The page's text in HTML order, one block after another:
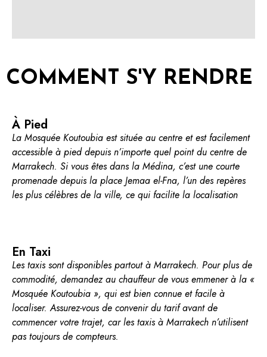
COMMENT S'Y RENDRE
À Pied
La Mosquée Koutoubia est située au centre et est facilement
accessible à pied depuis n’importe quel point du centre de
Marrakech. Si vous êtes dans la Médina, c’est une courte
promenade depuis la place Jemaa el-Fna, l’un des repères
les plus célèbres de la ville, ce qui facilite la localisation
En Taxi
Les taxis sont disponibles partout à Marrakech. Pour plus de
commodité, demandez au chauffeur de vous emmener à la «
Mosquée Koutoubia », qui est bien connue et facile à
localiser. Assurez-vous de convenir du tarif avant de
commencer votre trajet, car les taxis à Marrakech n’utilisent
pas toujours de compteurs.